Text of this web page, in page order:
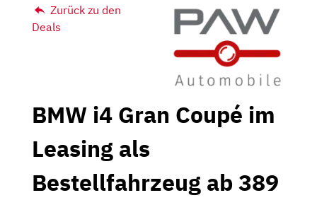
Zurück zu den
Deals
BMW i4 Gran Coupé im
Leasing als
Bestellfahrzeug ab 389